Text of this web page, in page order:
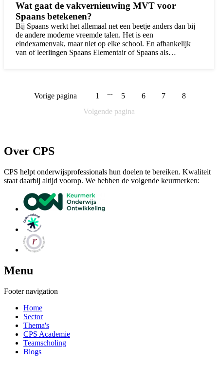
Wat gaat de vakvernieuwing MVT voor
Spaans betekenen?
Bij Spaans werkt het allemaal net een beetje anders dan bij
de andere moderne vreemde talen. Het is een
eindexamenvak, maar niet op elke school. En afhankelijk
van of leerlingen Spaans Elementair of Spaans als
aangeboden moet worden. Ook zijn er voor deze taal geen
Vorige pagina 1 ... 5 6 7
8
Volgende pagina
Over CPS
CPS helpt onderwijsprofessionals hun doelen te bereiken. Kwaliteit
staat daarbij altijd voorop. We hebben de volgende keurmerken:
Menu
Footer navigation
Home
Sector
Thema's
CPS Academie
Teamscholing
Blogs